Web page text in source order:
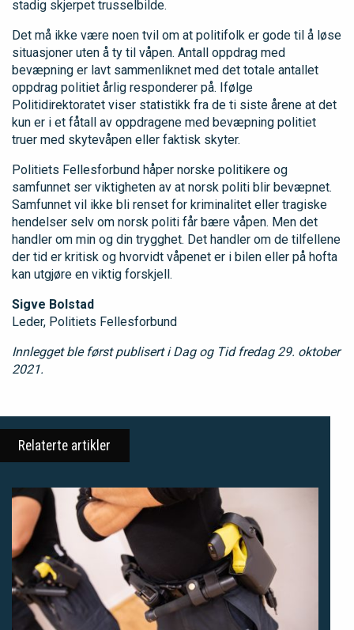
stadig skjerpet trusselbilde.
Det må ikke være noen tvil om at politifolk er gode til å løse
situasjoner uten å ty til våpen. Antall oppdrag med
bevæpning er lavt sammenliknet med det totale antallet
oppdrag politiet årlig responderer på. Ifølge
Politidirektoratet viser statistikk fra de ti siste årene at det
kun er i et fåtall av oppdragene med bevæpning politiet
truer med skytevåpen eller faktisk skyter.
Politiets Fellesforbund håper norske politikere og
samfunnet ser viktigheten av at norsk politi blir bevæpnet.
Samfunnet vil ikke bli renset for kriminalitet eller tragiske
hendelser selv om norsk politi får bære våpen. Men det
handler om min og din trygghet. Det handler om de tilfellene
der tid er kritisk og hvorvidt våpenet er i bilen eller på hofta
kan utgjøre en viktig forskjell.
Sigve Bolstad
Leder, Politiets Fellesforbund
Innlegget ble først publisert i Dag og Tid fredag 29. oktober
2021.
Relaterte artikler